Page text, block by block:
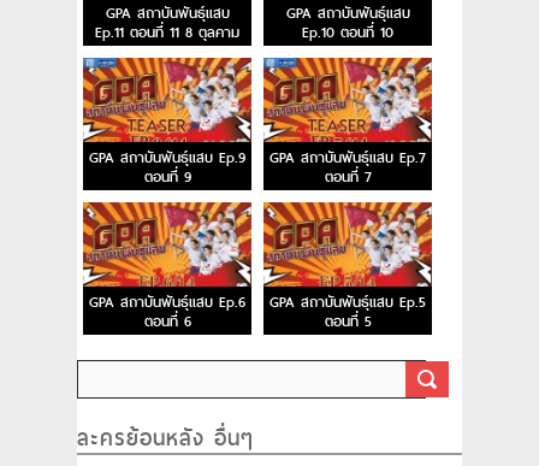
GPA สถาบันพันธุ์แสบ
Ep.11 ตอนที่ 11 8 ตุลคาม
2558
GPA สถาบันพันธุ์แสบ
Ep.10 ตอนที่ 10
GPA สถาบันพันธุ์แสบ Ep.9
ตอนที่ 9
GPA สถาบันพันธุ์แสบ Ep.7
ตอนที่ 7
GPA สถาบันพันธุ์แสบ Ep.6
ตอนที่ 6
GPA สถาบันพันธุ์แสบ Ep.5
ตอนที่ 5
ละครย้อนหลัง อื่นๆ